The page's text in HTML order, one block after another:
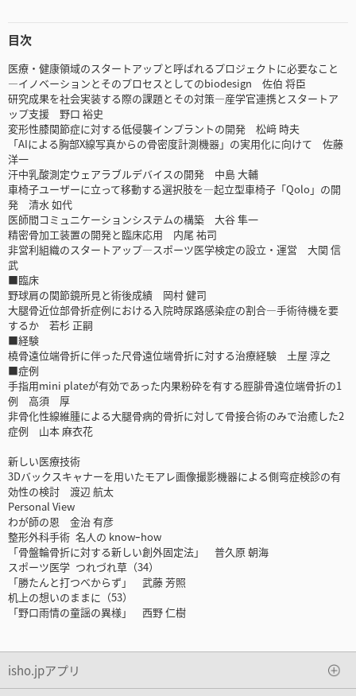
目次
医療・健康領域のスタートアップと呼ばれるプロジェクトに必要なこと
―イノベーションとそのプロセスとしてのbiodesign 佐伯 将臣
研究成果を社会実装する際の課題とその対策―産学官連携とスタートア
ップ支援 野口 裕史
変形性膝関節症に対する低侵襲インプラントの開発 松﨑 時夫
「AIによる胸部X線写真からの骨密度計測機器」の実用化に向けて 佐藤
洋一
汗中乳酸測定ウェアラブルデバイスの開発 中島 大輔
車椅子ユーザーに立って移動する選択肢を―起立型車椅子「Qolo」の開
発 清水 如代
医師間コミュニケーションシステムの構築 大谷 隼一
精密骨加工装置の開発と臨床応用 内尾 祐司
非営利組織のスタートアップ―スポーツ医学検定の設立・運営 大関 信
武
■臨床
野球肩の関節鏡所見と術後成績 岡村 健司
大腿骨近位部骨折症例における入院時尿路感染症の割合―手術待機を要
するか 若杉 正嗣
■経験
橈骨遠位端骨折に伴った尺骨遠位端骨折に対する治療経験 土屋 淳之
■症例
手指用mini plateが有効であった内果粉砕を有する脛腓骨遠位端骨折の1
例 高須 厚
非骨化性線維腫による大腿骨病的骨折に対して骨接合術のみで治癒した2
症例 山本 麻衣花
新しい医療技術
3Dバックスキャナーを用いたモアレ画像撮影機器による側弯症検診の有
効性の検討 渡辺 航太
Personal View
わが師の恩 金治 有彦
整形外科手術 名人の knowｰhow
「骨盤輪骨折に対する新しい創外固定法」 普久原 朝海
スポーツ医学 つれづれ草（34）
「勝たんと打つべからず」 武藤 芳照
机上の想いのままに（53）
「野口雨情の童謡の異様」 西野 仁樹
isho.jpアプリ